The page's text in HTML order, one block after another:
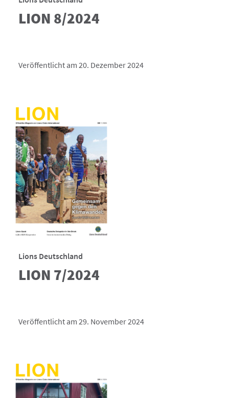
LION 8/2024
Veröffentlicht am 20. Dezember 2024
Lions Deutschland
LION 7/2024
Veröffentlicht am 29. November 2024